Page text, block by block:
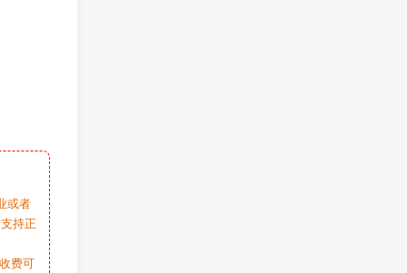
或者
持正
费可